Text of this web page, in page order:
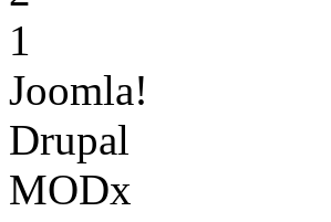
1
Joomla!
Drupal
MODx